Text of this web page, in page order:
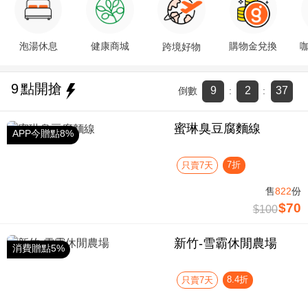
泡湯休息 健康商城 跨境好物 購物金兌換
9點開搶 倒數 9 : 2 : 37
APP今贈點8% 蜜琳臭豆腐麵線
只賣7天 7折
售822份
$100$70
消費贈點5% 新竹-雪霸休閒農場
只賣7天 8.4折